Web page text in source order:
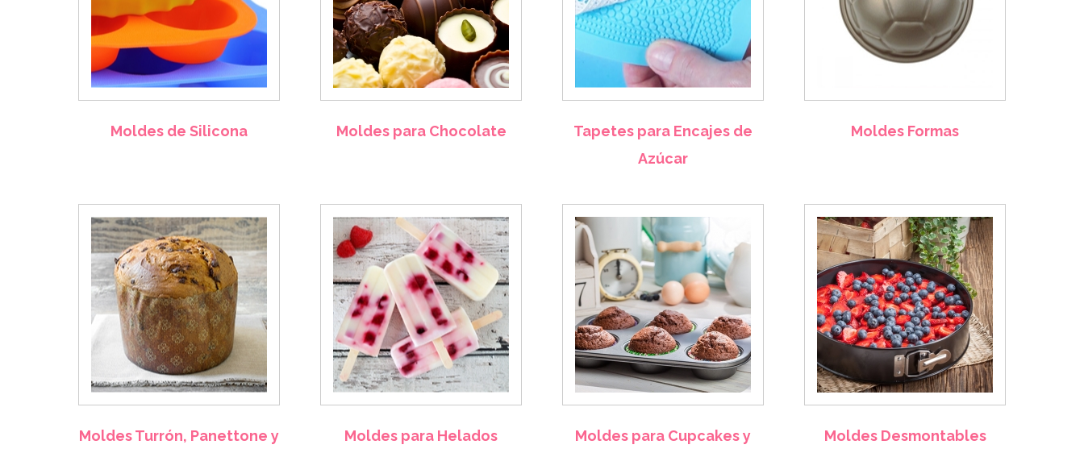
Moldes de Silicona Moldes para Chocolate
Tapetes para Encajes de
Azúcar
Moldes Formas
Moldes Turrón, Panettone y
Moldes para Helados
Moldes para Cupcakes y
Moldes Desmontables